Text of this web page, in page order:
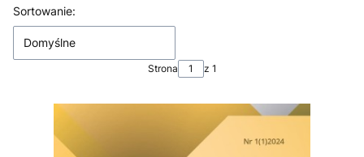
Lista produktów
Sortowanie:
Domyślne
Strona z 1